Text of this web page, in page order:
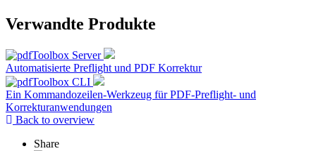
Verwandte Produkte
Automatisierte Preflight und PDF Korrektur
Ein Kommandozeilen-Werkzeug für PDF-Preflight- und
Korrekturanwendungen
Back to overview
Share